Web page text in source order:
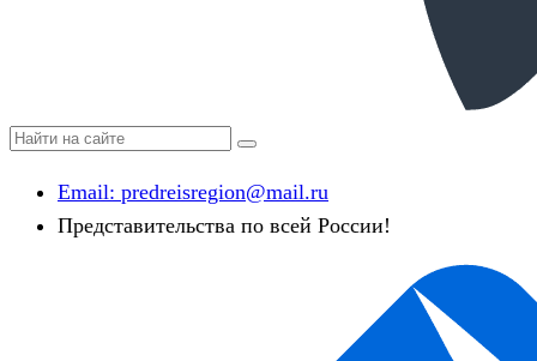
Email: predreisregion@mail.ru
Представительства по всей России!